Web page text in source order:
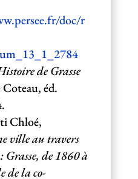
doc/r
de Grasse
Coteau, éd.
Chloé,
ville au travers
Grasse, de 1860 à
de la co-